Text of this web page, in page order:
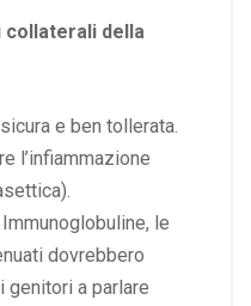
della
e ben tollerata.
l’infiammazione
le
dovrebbero
genitori a parlare